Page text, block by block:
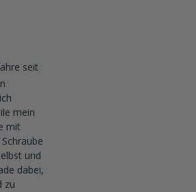
seit
mein
mit
und
dabei,
zu